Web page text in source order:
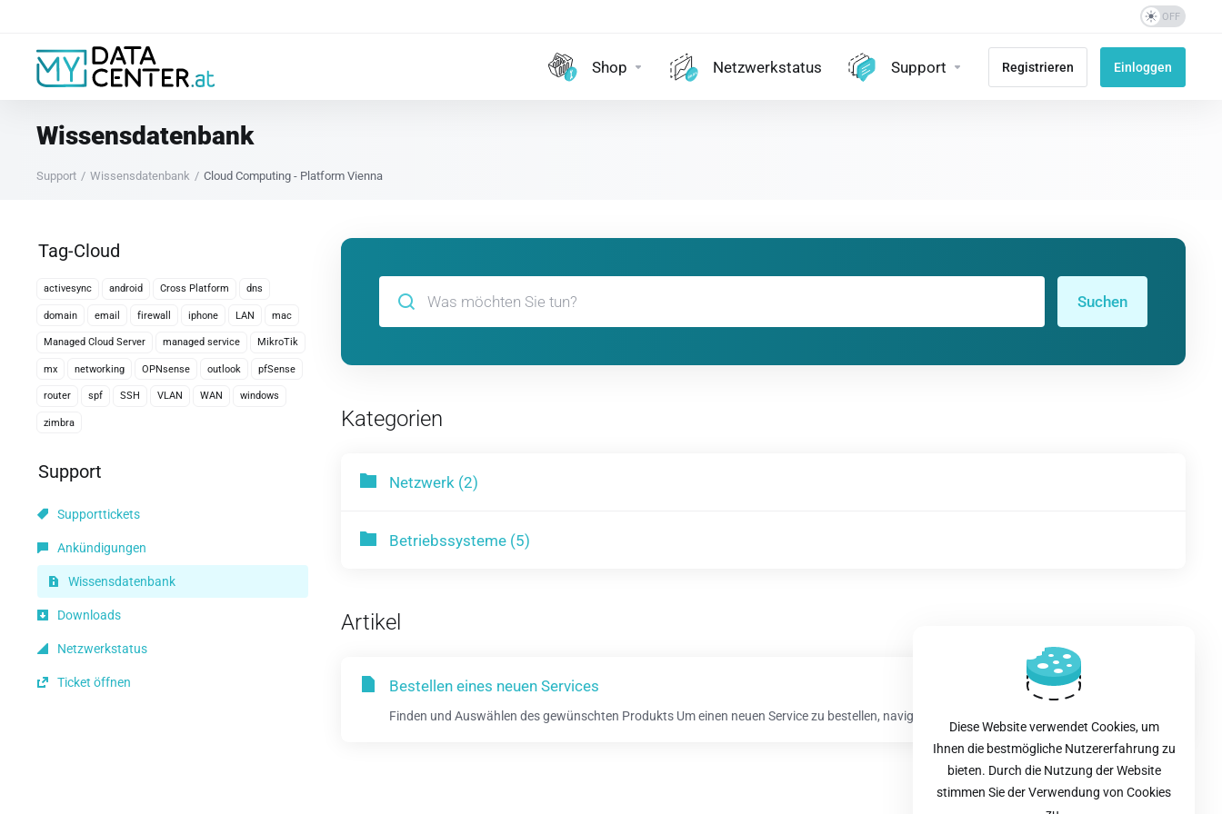
Shop Netzwerkstatus Support Registrieren Einloggen
Wissensdatenbank
Support Wissensdatenbank Cloud Computing - Platform Vienna
Tag-Cloud
activesync android Cross Platform dns
domain email firewall iphone LAN mac
Managed Cloud Server managed service MikroTik
mx networking OPNsense outlook pfSense
router spf SSH VLAN WAN windows
zimbra
Support
Supporttickets
Ankündigungen
Wissensdatenbank
Downloads
Netzwerkstatus
Ticket öffnen
Suchen
Kategorien
Netzwerk (2)
Betriebssysteme (5)
Artikel
Bestellen eines neuen Services
Finden und Auswählen des gewünschten Produkts Um einen neuen Service zu bestellen, navigieren...
Diese Website verwendet Cookies, um
Ihnen die bestmögliche Nutzererfahrung zu
bieten. Durch die Nutzung der Website
stimmen Sie der Verwendung von Cookies